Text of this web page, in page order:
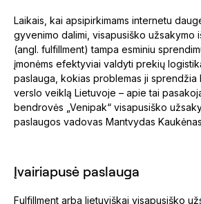
Laikais, kai apsipirkimams internetu
gyvenimo dalimi, visapusiško užsakymo
(angl. fulfillment) tampa esminiu
įmonėms efektyviai valdyti prekių
paslauga, kokias problemas ji sprendžia
verslo veiklą Lietuvoje – apie tai
bendrovės „Venipak“ visapusiško
paslaugos vadovas Mantvydas
Įvairiapusė paslauga
Fulfillment arba lietuviškai visapusiško